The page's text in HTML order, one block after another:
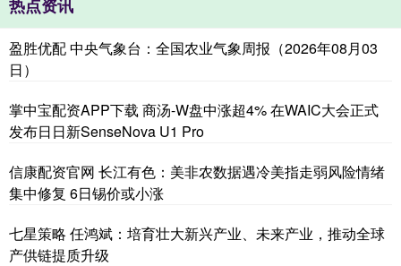
热点资讯
盈胜优配 中央气象台：全国农业气象周报（2026年08月03
日）
掌中宝配资APP下载 商汤-W盘中涨超4% 在WAIC大会正式
发布日日新SenseNova U1 Pro
信康配资官网 长江有色：美非农数据遇冷美指走弱风险情绪
集中修复 6日锡价或小涨
七星策略 任鸿斌：培育壮大新兴产业、未来产业，推动全球
产供链提质升级